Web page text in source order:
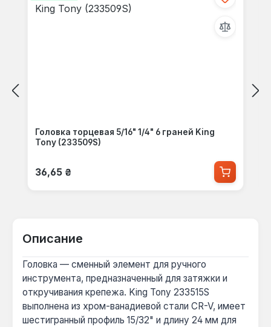
Головка торцевая 5/16" 1/4" 6 граней King
Tony (233509S)
Обычная цена:
36,65 ₴
Описание
Головка — сменный элемент для ручного
инструмента, предназначенный для затяжки и
откручивания крепежа. King Tony 233515S
выполнена из хром-ванадиевой стали CR-V, имеет
шестигранный профиль 15/32" и длину 24 мм для